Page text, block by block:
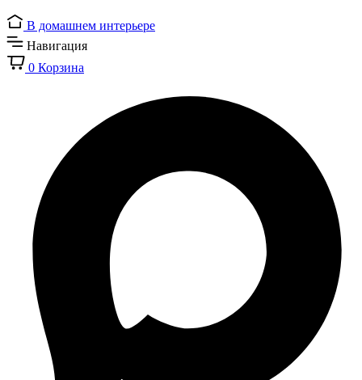
В домашнем интерьере
Навигация
0 Корзина